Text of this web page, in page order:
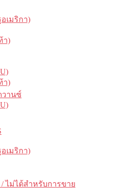
เมริกา)
า)
า)
วานซ์
เมริกา)
ไม่ได้สำหรับการขาย